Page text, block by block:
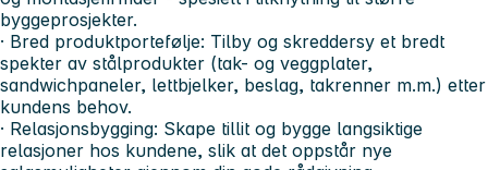
byggeprosjekter.
· Bred produktportefølje: Tilby og skreddersy et bredt
spekter av stålprodukter (tak- og veggplater,
sandwichpaneler, lettbjelker, beslag, takrenner m.m.) etter
kundens behov.
· Relasjonsbygging: Skape tillit og bygge langsiktige
relasjoner hos kundene, slik at det oppstår nye